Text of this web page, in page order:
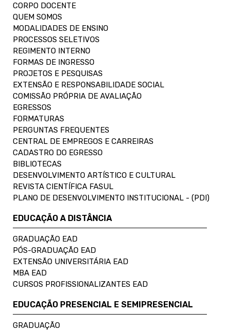
CORPO DOCENTE
QUEM SOMOS
MODALIDADES DE ENSINO
PROCESSOS SELETIVOS
REGIMENTO INTERNO
FORMAS DE INGRESSO
PROJETOS E PESQUISAS
EXTENSÃO E RESPONSABILIDADE SOCIAL
COMISSÃO PRÓPRIA DE AVALIAÇÃO
EGRESSOS
FORMATURAS
PERGUNTAS FREQUENTES
CENTRAL DE EMPREGOS E CARREIRAS
CADASTRO DO EGRESSO
BIBLIOTECAS
DESENVOLVIMENTO ARTÍSTICO E CULTURAL
REVISTA CIENTÍFICA FASUL
PLANO DE DESENVOLVIMENTO INSTITUCIONAL - (PDI)
EDUCAÇÃO A DISTÂNCIA
GRADUAÇÃO EAD
PÓS-GRADUAÇÃO EAD
EXTENSÃO UNIVERSITÁRIA EAD
MBA EAD
CURSOS PROFISSIONALIZANTES EAD
EDUCAÇÃO PRESENCIAL E SEMIPRESENCIAL
GRADUAÇÃO